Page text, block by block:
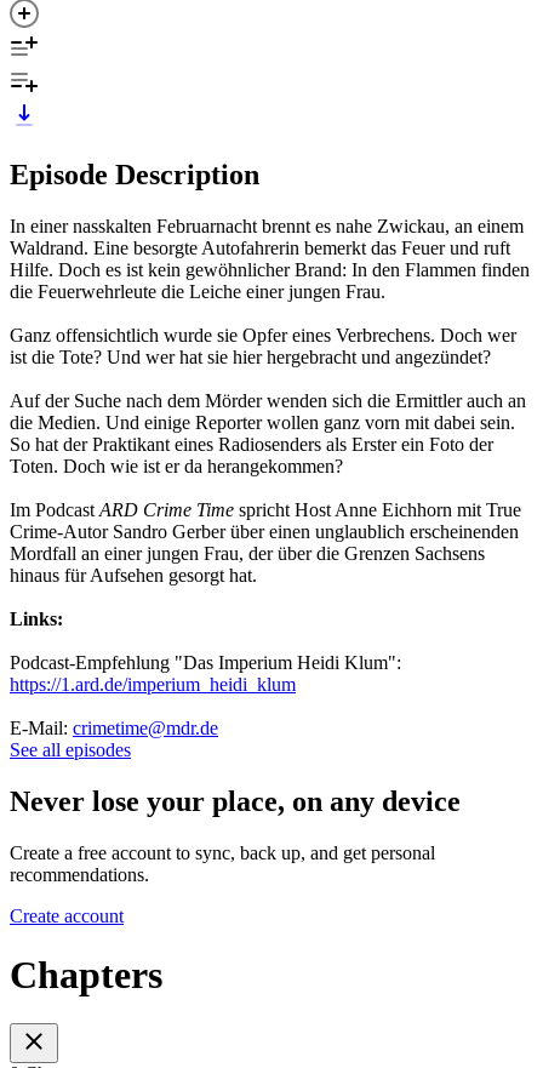
Episode Description
In einer nasskalten Februarnacht brennt es nahe Zwickau, an einem
Waldrand. Eine besorgte Autofahrerin bemerkt das Feuer und ruft
Hilfe. Doch es ist kein gewöhnlicher Brand: In den Flammen finden
die Feuerwehrleute die Leiche einer jungen Frau.
Ganz offensichtlich wurde sie Opfer eines Verbrechens. Doch wer
ist die Tote? Und wer hat sie hier hergebracht und angezündet?
Auf der Suche nach dem Mörder wenden sich die Ermittler auch an
die Medien. Und einige Reporter wollen ganz vorn mit dabei sein.
So hat der Praktikant eines Radiosenders als Erster ein Foto der
Toten. Doch wie ist er da herangekommen?
Im Podcast ARD Crime Time spricht Host Anne Eichhorn mit True
Crime-Autor Sandro Gerber über einen unglaublich erscheinenden
Mordfall an einer jungen Frau, der über die Grenzen Sachsens
hinaus für Aufsehen gesorgt hat.
Links:
Podcast-Empfehlung "Das Imperium Heidi Klum":
https://1.ard.de/imperium_heidi_klum
E-Mail: crimetime@mdr.de
See all episodes
Never lose your place, on any device
Create a free account to sync, back up, and get personal
recommendations.
Create account
Chapters